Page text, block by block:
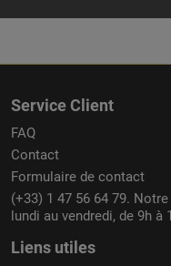
Service Client
FAQ
Contact
Formulaire de contact
(+33) 1 47 56 64 79.
lundi au vendredi, de 9h à
Liens utiles